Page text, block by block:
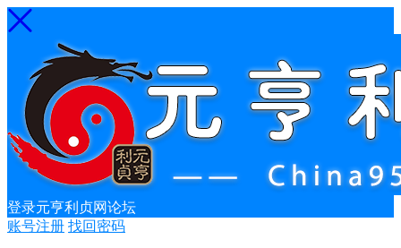
登录元亨利贞网论坛
账号注册 找回密码